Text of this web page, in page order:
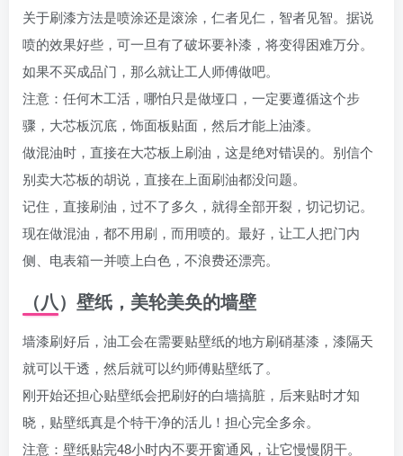
关于刷漆方法是喷涂还是滚涂，仁者见仁，智者见智。据说
喷的效果好些，可一旦有了破坏要补漆，将变得困难万分。
如果不买成品门，那么就让工人师傅做吧。
注意：任何木工活，哪怕只是做垭口，一定要遵循这个步
骤，大芯板沉底，饰面板贴面，然后才能上油漆。
做混油时，直接在大芯板上刷油，这是绝对错误的。别信个
别卖大芯板的胡说，直接在上面刷油都没问题。
记住，直接刷油，过不了多久，就得全部开裂，切记切记。
现在做混油，都不用刷，而用喷的。最好，让工人把门内
侧、电表箱一并喷上白色，不浪费还漂亮。
（八）壁纸，美轮美奂的墙壁
墙漆刷好后，油工会在需要贴壁纸的地方刷硝基漆，漆隔天
就可以干透，然后就可以约师傅贴壁纸了。
刚开始还担心贴壁纸会把刷好的白墙搞脏，后来贴时才知
晓，贴壁纸真是个特干净的活儿！担心完全多余。
注意：壁纸贴完48小时内不要开窗通风，让它慢慢阴干。